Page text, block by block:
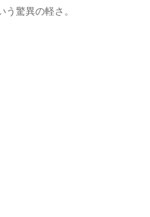
驚異の軽さ。